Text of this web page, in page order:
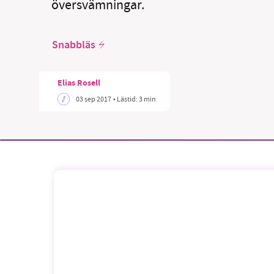
översvämningar.
Snabbläs
Elias Rosell
03 sep 2017• Lästid:3 min